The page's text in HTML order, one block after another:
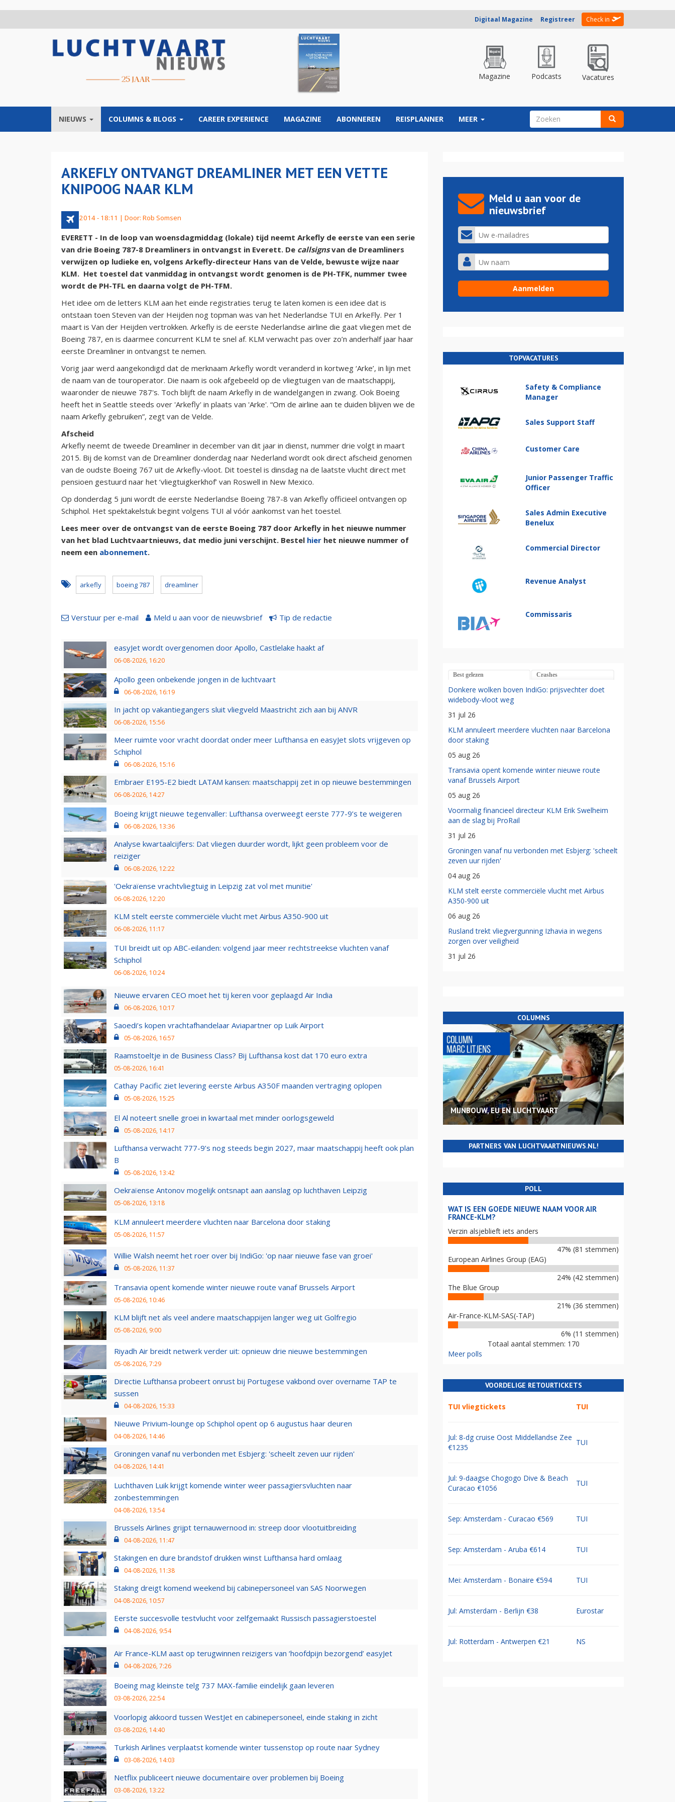
Digitaal Magazine Registreer Check in
Magazine Podcasts Vacatures
NIEUWS COLUMNS & BLOGS CAREER EXPERIENCE MAGAZINE ABONNEREN REISPLANNER MEER ZOEKVELD
ARKEFLY ONTVANGT DREAMLINER MET EEN VETTE
KNIPOOG NAAR KLM
4 juni 2014 - 18:11 | Door: Rob Somsen
EVERETT - In de loop van woensdagmiddag (lokale) tijd neemt Arkefly de eerste van een serie
van drie Boeing 787-8 Dreamliners in ontvangst in Everett. De callsignsvan de Dreamliners
verwijzen op ludieke en, volgens Arkefly-directeur Hans van de Velde, bewuste wijze naar
KLM. Het toestel dat vanmiddag in ontvangst wordt genomen is de PH-TFK, nummer twee
wordt de PH-TFL en daarna volgt de PH-TFM.
Het idee om de letters KLM aan het einde registraties terug te laten komen is een idee dat is
ontstaan toen Steven van der Heijden nog topman was van het Nederlandse TUI en ArkeFly. Per 1
maart is Van der Heijden vertrokken. Arkefly is de eerste Nederlandse airline die gaat vliegen met de
Boeing 787, en is daarmee concurrent KLM te snel af. KLM verwacht pas over zo’n anderhalf jaar haar
eerste Dreamliner in ontvangst te nemen.
Vorig jaar werd aangekondigd dat de merknaam Arkefly wordt veranderd in kortweg ‘Arke’, in lijn met
de naam van de touroperator. Die naam is ook afgebeeld op de vliegtuigen van de maatschappij,
waaronder de nieuwe 787's. Toch blijft de naam Arkefly in de wandelgangen in zwang. Ook Boeing
heeft het in Seattle steeds over 'Arkefly' in plaats van 'Arke'. “Om de airline aan te duiden blijven we de
naam Arkefly gebruiken”, zegt van de Velde.
Afscheid
Arkefly neemt de tweede Dreamliner in december van dit jaar in dienst, nummer drie volgt in maart
2015. Bij de komst van de Dreamliner donderdag naar Nederland wordt ook direct afscheid genomen
van de oudste Boeing 767 uit de Arkefly-vloot. Dit toestel is dinsdag na de laatste vlucht direct met
pensioen gestuurd naar het ‘vliegtuigkerkhof’ van Roswell in New Mexico.
Op donderdag 5 juni wordt de eerste Nederlandse Boeing 787-8 van Arkefly officieel ontvangen op
Schiphol. Het spektakelstuk begint volgens TUI al vóór aankomst van het toestel.
Lees meer over de ontvangst van de eerste Boeing 787 door Arkefly in het nieuwe nummer
van het blad Luchtvaartnieuws, dat medio juni verschijnt. Bestel hier het nieuwe nummer of
neem een abonnement.
arkefly boeing 787 dreamliner
Verstuur per e-mail Meld u aan voor de nieuwsbrief Tip de redactie
easyJet wordt overgenomen door Apollo, Castlelake haakt af
06-08-2026, 16:20
Apollo geen onbekende jongen in de luchtvaart
06-08-2026, 16:19
In jacht op vakantiegangers sluit vliegveld Maastricht zich aan bij ANVR
06-08-2026, 15:56
Meer ruimte voor vracht doordat onder meer Lufthansa en easyJet slots vrijgeven op
Schiphol
06-08-2026, 15:16
Embraer E195-E2 biedt LATAM kansen: maatschappij zet in op nieuwe bestemmingen
06-08-2026, 14:27
Boeing krijgt nieuwe tegenvaller: Lufthansa overweegt eerste 777-9’s te weigeren
06-08-2026, 13:36
Analyse kwartaalcijfers: Dat vliegen duurder wordt, lijkt geen probleem voor de
reiziger
06-08-2026, 12:22
'Oekraïense vrachtvliegtuig in Leipzig zat vol met munitie'
06-08-2026, 12:20
KLM stelt eerste commerciële vlucht met Airbus A350-900 uit
06-08-2026, 11:17
TUI breidt uit op ABC-eilanden: volgend jaar meer rechtstreekse vluchten vanaf
Schiphol
06-08-2026, 10:24
Nieuwe ervaren CEO moet het tij keren voor geplaagd Air India
06-08-2026, 10:17
Saoedi’s kopen vrachtafhandelaar Aviapartner op Luik Airport
05-08-2026, 16:57
Raamstoeltje in de Business Class? Bij Lufthansa kost dat 170 euro extra
05-08-2026, 16:41
Cathay Pacific ziet levering eerste Airbus A350F maanden vertraging oplopen
05-08-2026, 15:25
El Al noteert snelle groei in kwartaal met minder oorlogsgeweld
05-08-2026, 14:17
Lufthansa verwacht 777-9’s nog steeds begin 2027, maar maatschappij heeft ook plan
B
05-08-2026, 13:42
Oekraïense Antonov mogelijk ontsnapt aan aanslag op luchthaven Leipzig
05-08-2026, 13:18
KLM annuleert meerdere vluchten naar Barcelona door staking
05-08-2026, 11:57
Willie Walsh neemt het roer over bij IndiGo: 'op naar nieuwe fase van groei'
05-08-2026, 11:37
Transavia opent komende winter nieuwe route vanaf Brussels Airport
05-08-2026, 10:46
KLM blijft net als veel andere maatschappijen langer weg uit Golfregio
05-08-2026, 9:00
Riyadh Air breidt netwerk verder uit: opnieuw drie nieuwe bestemmingen
05-08-2026, 7:29
Directie Lufthansa probeert onrust bij Portugese vakbond over overname TAP te
sussen
04-08-2026, 15:33
Nieuwe Privium-lounge op Schiphol opent op 6 augustus haar deuren
04-08-2026, 14:46
Groningen vanaf nu verbonden met Esbjerg: 'scheelt zeven uur rijden'
04-08-2026, 14:41
Luchthaven Luik krijgt komende winter weer passagiersvluchten naar
zonbestemmingen
04-08-2026, 13:54
Brussels Airlines grijpt ternauwernood in: streep door vlootuitbreiding
04-08-2026, 11:47
Stakingen en dure brandstof drukken winst Lufthansa hard omlaag
04-08-2026, 11:38
Staking dreigt komend weekend bij cabinepersoneel van SAS Noorwegen
04-08-2026, 10:57
Eerste succesvolle testvlucht voor zelfgemaakt Russisch passagierstoestel
04-08-2026, 9:54
Air France-KLM aast op terugwinnen reizigers van ‘hoofdpijn bezorgend’ easyJet
04-08-2026, 7:26
Boeing mag kleinste telg 737 MAX-familie eindelijk gaan leveren
03-08-2026, 22:54
Voorlopig akkoord tussen WestJet en cabinepersoneel, einde staking in zicht
03-08-2026, 14:40
Turkish Airlines verplaatst komende winter tussenstop op route naar Sydney
03-08-2026, 14:03
Netflix publiceert nieuwe documentaire over problemen bij Boeing
03-08-2026, 13:22
Meld u aan voor de
nieuwsbrief
TOPVACATURES
Safety & Compliance
Manager
Sales Support Staff
Customer Care
Junior Passenger Traffic
Officer
Sales Admin Executive
Benelux
Commercial Director
Revenue Analyst
Commissaris
Best gelezen Crashes
Donkere wolken boven IndiGo: prijsvechter doet
widebody-vloot weg
31 jul 26
KLM annuleert meerdere vluchten naar Barcelona
door staking
05 aug 26
Transavia opent komende winter nieuwe route
vanaf Brussels Airport
05 aug 26
Voormalig financieel directeur KLM Erik Swelheim
aan de slag bij ProRail
31 jul 26
Groningen vanaf nu verbonden met Esbjerg: 'scheelt
zeven uur rijden'
04 aug 26
KLM stelt eerste commerciële vlucht met Airbus
A350-900 uit
06 aug 26
Rusland trekt vliegvergunning Izhavia in wegens
zorgen over veiligheid
31 jul 26
COLUMNS
MIJNBOUW, EU EN LUCHTVAART
PARTNERS VAN LUCHTVAARTNIEUWS.NL!
POLL
WAT IS EEN GOEDE NIEUWE NAAM VOOR AIR
FRANCE-KLM?
Verzin alsjeblieft iets anders
47% (81 stemmen)
European Airlines Group (EAG)
24% (42 stemmen)
The Blue Group
21% (36 stemmen)
Air-France-KLM-SAS(-TAP)
6% (11 stemmen)
Totaal aantal stemmen: 170
Meer polls
VOORDELIGE RETOURTICKETS
TUI vliegtickets TUI
Jul: 8-dg cruise Oost Middellandse Zee
€1235
TUI
Jul: 9-daagse Chogogo Dive & Beach
Curacao €1056
TUI
Sep: Amsterdam - Curacao €569 TUI
Sep: Amsterdam - Aruba €614 TUI
Mei: Amsterdam - Bonaire €594 TUI
Jul: Amsterdam - Berlijn €38 Eurostar
Jul: Rotterdam - Antwerpen €21 NS